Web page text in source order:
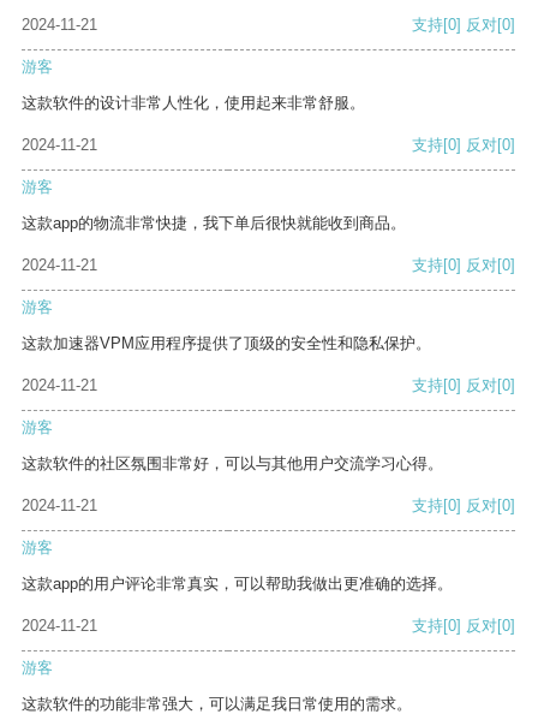
2024-11-21 支持[0] 反对[0]
游客
这款软件的设计非常人性化，使用起来非常舒服。
2024-11-21 支持[0] 反对[0]
游客
这款app的物流非常快捷，我下单后很快就能收到商品。
2024-11-21 支持[0] 反对[0]
游客
这款加速器VPM应用程序提供了顶级的安全性和隐私保护。
2024-11-21 支持[0] 反对[0]
游客
这款软件的社区氛围非常好，可以与其他用户交流学习心得。
2024-11-21 支持[0] 反对[0]
游客
这款app的用户评论非常真实，可以帮助我做出更准确的选择。
2024-11-21 支持[0] 反对[0]
游客
这款软件的功能非常强大，可以满足我日常使用的需求。